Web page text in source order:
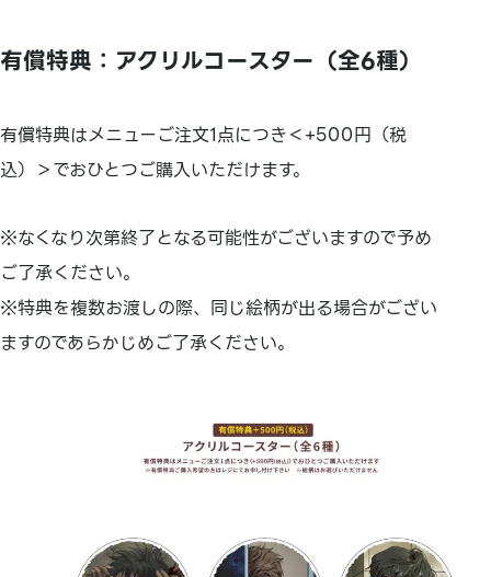
有償特典：アクリルコースター（全6種）
有償特典はメニューご注文1点につき＜+500円（税
込）＞でおひとつご購入いただけます。
※なくなり次第終了となる可能性がございますので予め
ご了承ください。
※特典を複数お渡しの際、同じ絵柄が出る場合がござい
ますのであらかじめご了承ください。